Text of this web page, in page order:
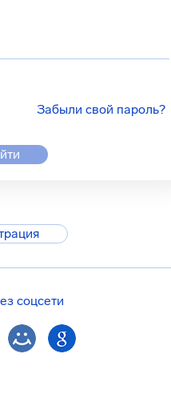
Забыли свой пароль?
соцсети